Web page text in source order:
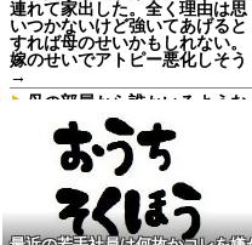
連れて家出した。全く理由は思
いつかないけど強いてあげると
すれば母のせいかもしれない。
嫁のせいでアトピー悪化しそう
→
母の部屋から誰かいるような
音がする
夫「嫁がメシマズで困ってる
んだよ。毎日つれーわｗ」義両
親「なに！食べに行く！」夫
「いや、そんな事しなくていい
からｗ」→ある日、私の作った
ご...